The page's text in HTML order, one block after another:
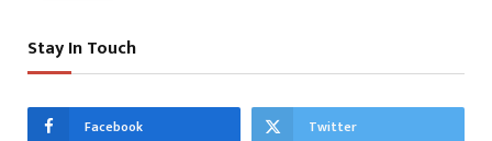
Stay In Touch
Facebook Twitter